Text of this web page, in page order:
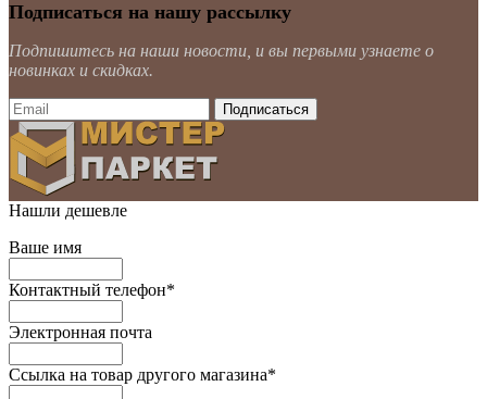
Подписаться на нашу рассылку
Подпишитесь на наши новости, и вы первыми узнаете о
новинках и скидках.
Нашли дешевле
Ваше имя
Контактный телефон*
Электронная почта
Ссылка на товар другого магазина*